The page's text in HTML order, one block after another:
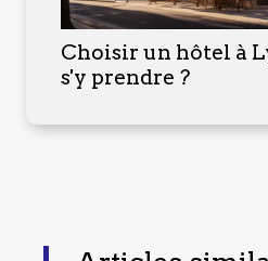
Choisir un hôtel à
s'y prendre ?